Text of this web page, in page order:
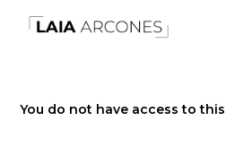
You do not have access to